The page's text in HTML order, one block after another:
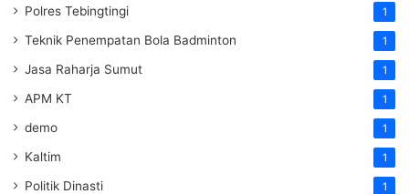
Polres Tebingtingi 1
Teknik Penempatan Bola Badminton 1
Jasa Raharja Sumut 1
APM KT 1
demo 1
Kaltim 1
Politik Dinasti 1